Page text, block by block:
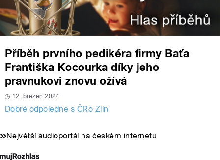
Příběh prvního pedikéra firmy Baťa
Františka Kocourka díky jeho
pravnukovi znovu ožívá
12. březen 2024
Dobré odpoledne s ČRo Zlín
Největší audioportál na českém internetu